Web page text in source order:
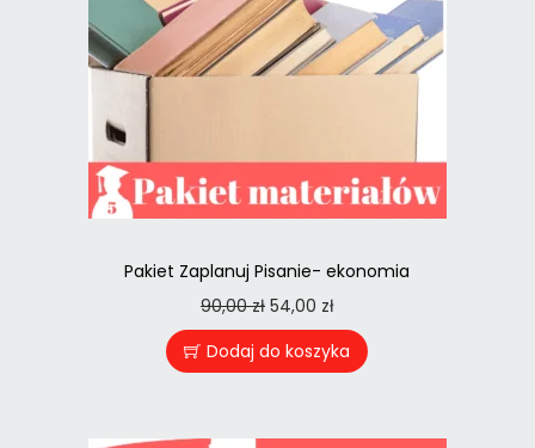
Pakiet Zaplanuj Pisanie- ekonomia
90,00zł 54,00 zł
Dodaj do koszyka